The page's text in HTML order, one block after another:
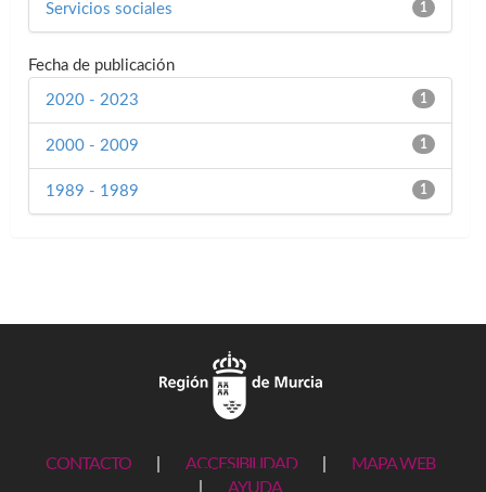
1
Servicios sociales
Fecha de publicación
1
2020 - 2023
1
2000 - 2009
1
1989 - 1989
CONTACTO ACCESIBILIDAD
MAPA WEB
AYUDA